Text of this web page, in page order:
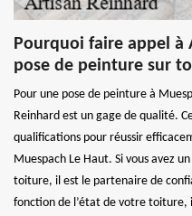
Pourquoi faire appel à
pose de peinture sur
Pour une pose de peinture à
Reinhard est un gage de qualité.
qualifications pour réussir
Muespach Le Haut. Si vous avez
toiture, il est le partenaire de
fonction de l’état de votre toiture,